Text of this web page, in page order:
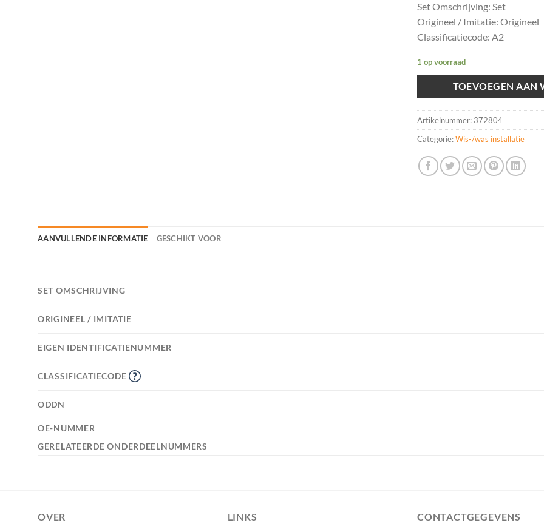
Set Omschrijving: Set
Origineel / Imitatie: Origineel
Classificatiecode: A2
1 op voorraad
TOEVOEGEN AAN
Artikelnummer: 372804
Categorie:Wis-/was installatie
AANVULLENDE INFORMATIE GESCHIKT VOOR
SET OMSCHRIJVING
ORIGINEEL / IMITATIE
EIGEN IDENTIFICATIENUMMER
CLASSIFICATIECODE
ODDN
OE-NUMMER
GERELATEERDE ONDERDEELNUMMERS
OVER LINKS CONTACTGEGEVENS